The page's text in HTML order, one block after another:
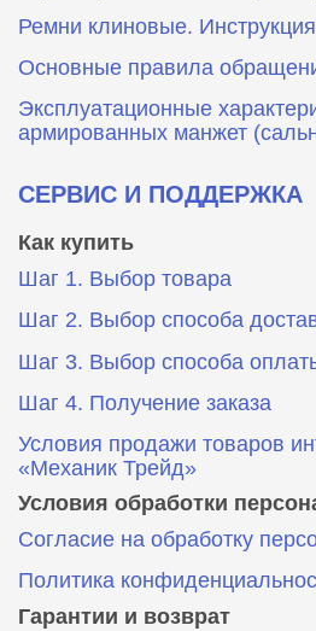
Ремни клиновые.
Основные правила
Эксплуатационные
армированных манжет
СЕРВИС И ПОДДЕРЖКА
Как купить
Шаг 1. Выбор товара
Шаг 2. Выбор способа
Шаг 3. Выбор способа
Шаг 4. Получение заказа
Условия продажи товаров
«Механик Трейд»
Условия обработки
Согласие на обработку
Политика
Гарантии и возврат